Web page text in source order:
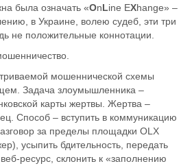
была означать «OnLine EXhange» –
в Украине, волею судеб, эти три
не положительные коннотации.
мошеннической схемы
Задача злоумышленника –
карты жертвы. Жертва –
Способ – вступить в коммуникацию
за пределы площадки OLX
усыпить бдительность, передать
ресурс, склонить к «заполнению